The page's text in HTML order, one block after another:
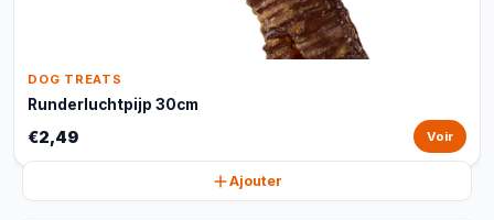
DOG TREATS
Runderluchtpijp 30cm
€2,49 Voir
Ajouter